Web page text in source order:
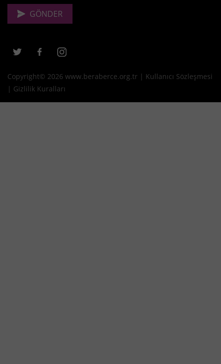
Copyright© 2026 www.beraberce.org.tr | Kullanıcı Sözleşmesi
| Gizlilik Kuralları